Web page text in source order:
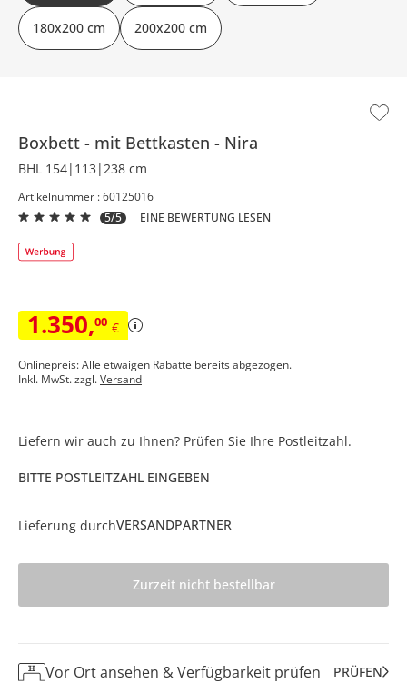
Boxbett mit Bettkasten Nira
BHL 154|113|238 cm
Artikelnummer : 60125016
5/5
EINE BEWERTUNG LESEN
1.350,00 €
Onlinepreis: Alle etwaigen Rabatte bereits abgezogen.
Inkl. MwSt. zzgl.Versand
180x200 cm 200x200 cm
Liefern wir auch zu Ihnen? Prüfen Sie Ihre Postleitzahl.
BITTE POSTLEITZAHL EINGEBEN
Lieferung durchVERSANDPARTNER
Zurzeit nicht bestellbar
Vor Ort ansehen & Verfügbarkeit prüfen PRÜFEN